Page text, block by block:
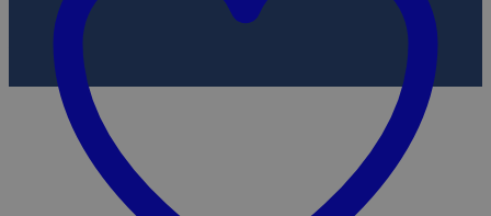
Add Any Headline
here